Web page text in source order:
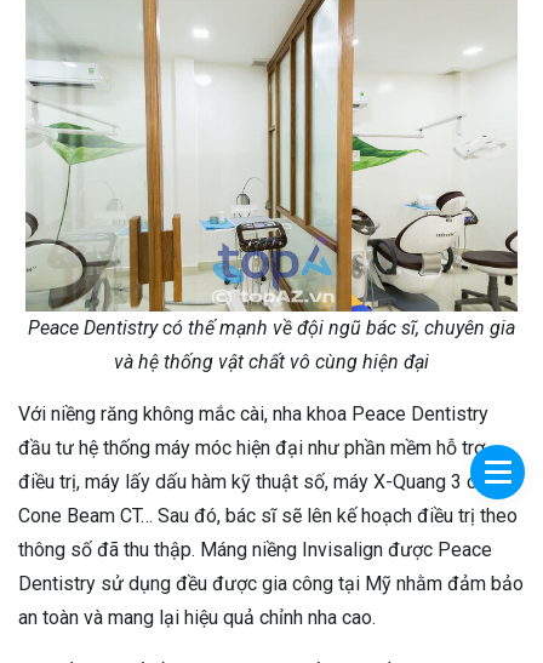
Peace Dentistry có thế mạnh về đội ngũ bác sĩ, chuyên gia
và hệ thống vật chất vô cùng hiện đại
Với niềng răng không mắc cài, nha khoa Peace Dentistry
đầu tư hệ thống máy móc hiện đại như phần mềm hỗ trợ
điều trị, máy lấy dấu hàm kỹ thuật số, máy X-Quang 3 chiều,
Cone Beam CT… Sau đó, bác sĩ sẽ lên kế hoạch điều trị theo
thông số đã thu thập. Máng niềng Invisalign được Peace
Dentistry sử dụng đều được gia công tại Mỹ nhằm đảm bảo
an toàn và mang lại hiệu quả chỉnh nha cao.